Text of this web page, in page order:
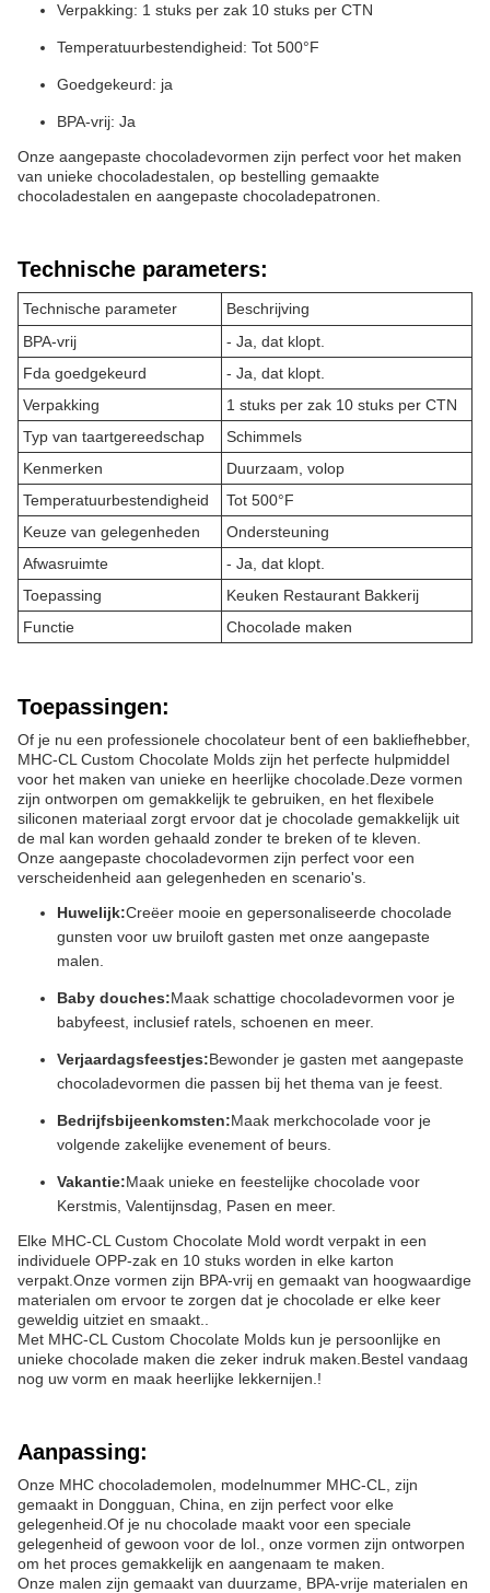
Verpakking: 1 stuks per zak 10 stuks per CTN
Temperatuurbestendigheid: Tot 500°F
Goedgekeurd: ja
BPA-vrij: Ja
Onze aangepaste chocoladevormen zijn perfect voor het maken
van unieke chocoladestalen, op bestelling gemaakte
chocoladestalen en aangepaste chocoladepatronen.
Technische parameters:
Technische parameter
Beschrijving
BPA-vrij
- Ja, dat klopt.
Fda goedgekeurd
- Ja, dat klopt.
Verpakking
1 stuks per zak 10 stuks per CTN
Typ van taartgereedschap
Schimmels
Kenmerken
Duurzaam, volop
Temperatuurbestendigheid
Tot 500°F
Keuze van gelegenheden
Ondersteuning
Afwasruimte
- Ja, dat klopt.
Toepassing
Keuken Restaurant Bakkerij
Functie
Chocolade maken
Toepassingen:
Of je nu een professionele chocolateur bent of een bakliefhebber,
MHC-CL Custom Chocolate Molds zijn het perfecte hulpmiddel
voor het maken van unieke en heerlijke chocolade.Deze vormen
zijn ontworpen om gemakkelijk te gebruiken, en het flexibele
siliconen materiaal zorgt ervoor dat je chocolade gemakkelijk uit
de mal kan worden gehaald zonder te breken of te kleven.
Onze aangepaste chocoladevormen zijn perfect voor een
verscheidenheid aan gelegenheden en scenario's.
Huwelijk:Creëer mooie en gepersonaliseerde chocolade
gunsten voor uw bruiloft gasten met onze aangepaste
malen.
Baby douches:Maak schattige chocoladevormen voor je
babyfeest, inclusief ratels, schoenen en meer.
Verjaardagsfeestjes:Bewonder je gasten met aangepaste
chocoladevormen die passen bij het thema van je feest.
Bedrijfsbijeenkomsten:Maak merkchocolade voor je
volgende zakelijke evenement of beurs.
Vakantie:Maak unieke en feestelijke chocolade voor
Kerstmis, Valentijnsdag, Pasen en meer.
Elke MHC-CL Custom Chocolate Mold wordt verpakt in een
individuele OPP-zak en 10 stuks worden in elke karton
verpakt.Onze vormen zijn BPA-vrij en gemaakt van hoogwaardige
materialen om ervoor te zorgen dat je chocolade er elke keer
geweldig uitziet en smaakt..
Met MHC-CL Custom Chocolate Molds kun je persoonlijke en
unieke chocolade maken die zeker indruk maken.Bestel vandaag
nog uw vorm en maak heerlijke lekkernijen.!
Aanpassing:
Onze MHC chocolademolen, modelnummer MHC-CL, zijn
gemaakt in Dongguan, China, en zijn perfect voor elke
gelegenheid.Of je nu chocolade maakt voor een speciale
gelegenheid of gewoon voor de lol., onze vormen zijn ontworpen
om het proces gemakkelijk en aangenaam te maken.
Onze malen zijn gemaakt van duurzame, BPA-vrije materialen en